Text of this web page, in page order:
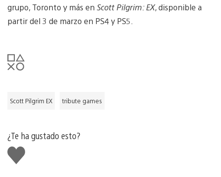
grupo, Toronto y más en Scott Pilgrim: EX, disponible a
partir del 3 de marzo en PS4 y PS5.
Scott Pilgrim EX tribute games
¿Te ha gustado esto?
Me
gusta
esto